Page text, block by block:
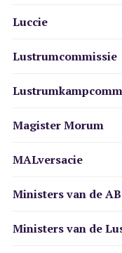
Luccie
Lustrumcommissie
Magister Morum
MALversacie
Ministers van de
Ministers van de